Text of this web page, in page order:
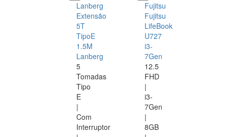
Lanberg
Extensão
5T
TipoE
1.5M
Lanberg
5
Tomadas
Tipo
E
|
Com
Interruptor
Fujitsu
Fujitsu
LifeBook
U727
i3-
7Gen
12.5
FHD
|
i3-
7Gen
|
8GB